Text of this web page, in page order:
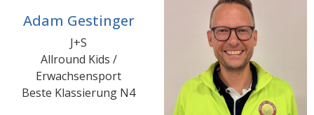
Adam Gestinger
J+S
Allround Kids /
Erwachsensport
Beste Klassierung N4